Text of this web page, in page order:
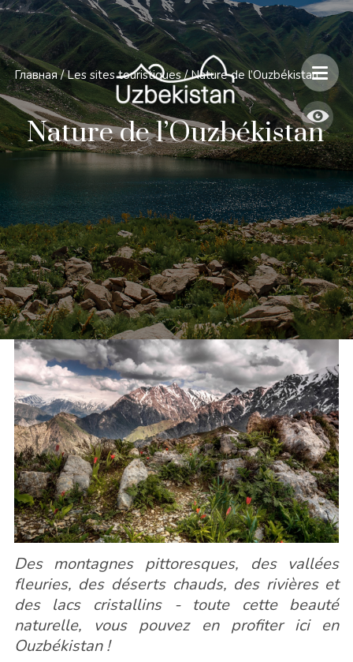
Главная / Les sites touristiques/ Nature de l’Ouzbékistan
Nature de l’Ouzbékistan
Des montagnes pittoresques, des vallées
fleuries, des déserts chauds, des rivières et
des lacs cristallins - toute cette beauté
naturelle, vous pouvez en profiter ici en
Ouzbékistan !